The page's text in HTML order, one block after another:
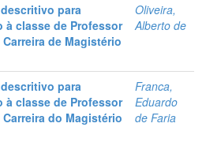
para
à classe de Professor
de Magistério
Oliveira,
Alberto de
para
à classe de Professor
do Magistério
Franca,
Eduardo
de Faria